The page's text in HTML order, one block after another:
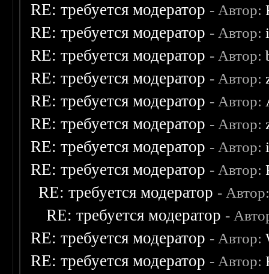
RE: требуется модератор - Автор:
RE: требуется модератор - Автор:
RE: требуется модератор - Автор:
RE: требуется модератор - Автор:
RE: требуется модератор - Автор:
RE: требуется модератор - Автор:
RE: требуется модератор - Автор:
RE: требуется модератор - Автор:
RE: требуется модератор -
RE: требуется модератор -
RE: требуется модератор - Автор:
RE: требуется модератор - Автор: